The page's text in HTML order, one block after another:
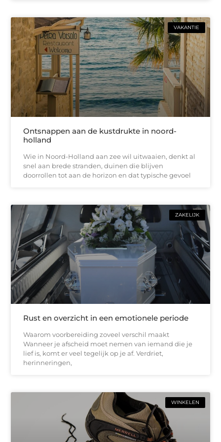
VAKANTIE
Ontsnappen aan de kustdrukte in noord-
holland
Wie in Noord-Holland aan zee wil uitwaaien, denkt al
snel aan brede stranden, duinen die blijven
doorrollen tot aan de horizon en dat typische gevoel
ZAKELIJK
Rust en overzicht in een emotionele periode
Waarom voorbereiding zoveel verschil maakt
Wanneer je afscheid moet nemen van iemand die je
lief is, komt er veel tegelijk op je af. Verdriet,
herinneringen,
WINKELEN